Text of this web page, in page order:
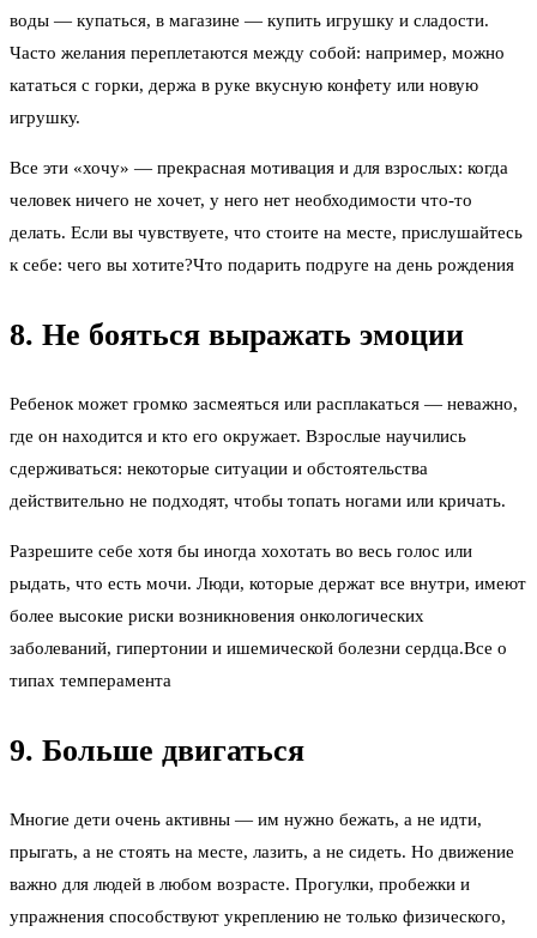
воды — купаться, в магазине — купить игрушку и сладости.
Часто желания переплетаются между собой: например, можно
кататься с горки, держа в руке вкусную конфету или новую
игрушку.
Все эти «хочу» — прекрасная мотивация и для взрослых: когда
человек ничего не хочет, у него нет необходимости что-то
делать. Если вы чувствуете, что стоите на месте, прислушайтесь
к себе: чего вы хотите?Что подарить подруге на день рождения
8. Не бояться выражать эмоции
Ребенок может громко засмеяться или расплакаться — неважно,
где он находится и кто его окружает. Взрослые научились
сдерживаться: некоторые ситуации и обстоятельства
действительно не подходят, чтобы топать ногами или кричать.
Разрешите себе хотя бы иногда хохотать во весь голос или
рыдать, что есть мочи. Люди, которые держат все внутри, имеют
более высокие риски возникновения онкологических
заболеваний, гипертонии и ишемической болезни сердца.Все о
типах темперамента
9. Больше двигаться
Многие дети очень активны — им нужно бежать, а не идти,
прыгать, а не стоять на месте, лазить, а не сидеть. Но движение
важно для людей в любом возрасте. Прогулки, пробежки и
упражнения способствуют укреплению не только физического,